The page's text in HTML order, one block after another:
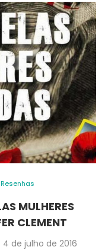
Resenhas
MULHERES
CLEMENT
4 de julho de 2016